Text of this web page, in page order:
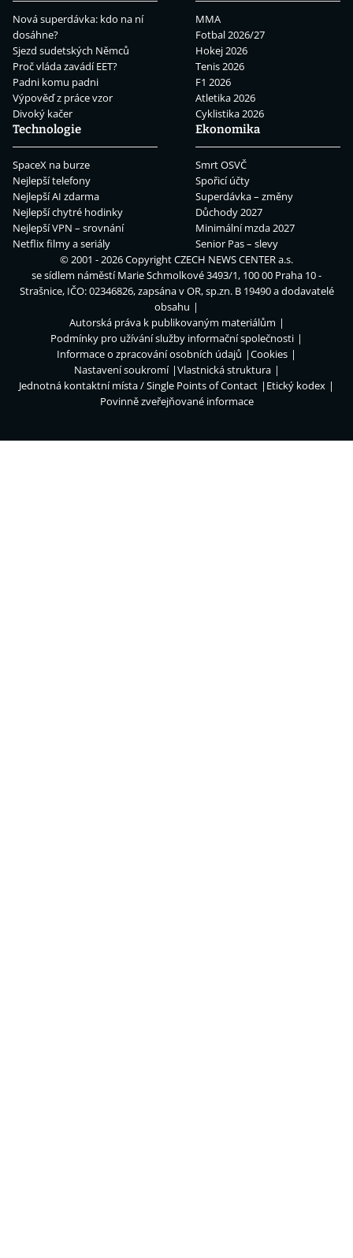
Nová superdávka: kdo na ní
dosáhne?
Sjezd sudetských Němců
Proč vláda zavádí EET?
Padni komu padni
Výpověď z práce vzor
Divoký kačer
MMA
Fotbal 2026/27
Hokej 2026
Tenis 2026
F1 2026
Atletika 2026
Cyklistika 2026
Technologie
SpaceX na burze
Nejlepší telefony
Nejlepší AI zdarma
Nejlepší chytré hodinky
Nejlepší VPN – srovnání
Netflix filmy a seriály
Ekonomika
Smrt OSVČ
Spořicí účty
Superdávka – změny
Důchody 2027
Minimální mzda 2027
Senior Pas – slevy
© 2001 - 2026 CopyrightCZECH NEWS CENTER a.s.
se sídlem náměstí Marie Schmolkové 3493/1, 100 00 Praha 10 -
Strašnice, IČO: 02346826, zapsána v OR, sp.zn. B 19490 a dodavatelé
obsahu
Autorská práva k publikovaným materiálům
Podmínky pro užívání služby informační společnosti
Informace o zpracování osobních údajů
Cookies
Nastavení soukromí
Vlastnická struktura
Jednotná kontaktní místa / Single Points of Contact
Etický kodex
Povinně zveřejňované informace